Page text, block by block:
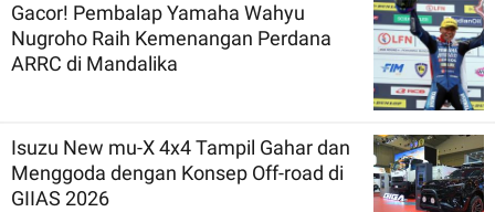
Gacor! Pembalap Yamaha Wahyu
Nugroho Raih Kemenangan Perdana
ARRC di Mandalika
Isuzu New mu-X 4x4 Tampil Gahar dan
Menggoda dengan Konsep Off-road di
GIIAS 2026